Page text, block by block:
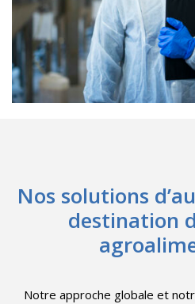
Nos solutions
destination
Notre approche globale et